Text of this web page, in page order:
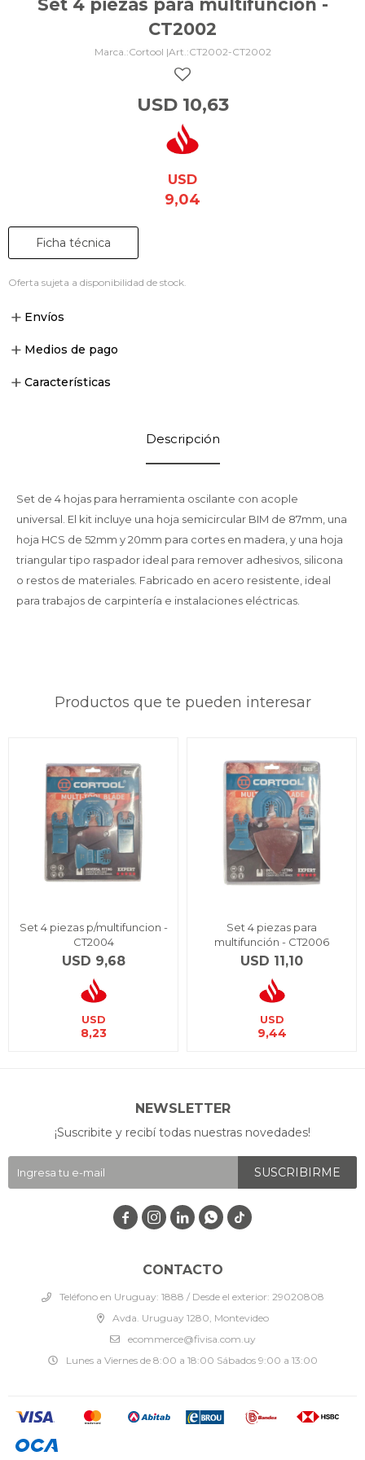
Set 4 piezas para multifunción -
CT2002
Cortool | CT2002-CT2002
USD 10,63
USD
9,04
Ficha técnica
Oferta sujeta a disponibilidad de stock.
Envíos
Medios de pago
Características
Descripción
Set de 4 hojas para herramienta oscilante con acople
universal. El kit incluye una hoja semicircular BIM de 87mm, una
hoja HCS de 52mm y 20mm para cortes en madera, y una hoja
triangular tipo raspador ideal para remover adhesivos, silicona
o restos de materiales. Fabricado en acero resistente, ideal
para trabajos de carpintería e instalaciones eléctricas.
Productos que te pueden interesar
Set 4 piezas p/multifuncion -
CT2004
USD 9,68
USD
8,23
Set 4 piezas para
multifunción - CT2006
USD 11,10
USD
9,44
CONTACTO
Teléfono en Uruguay: 1888 / Desde el exterior: 29020808
Avda. Uruguay 1280, Montevideo
ecommerce@fivisa.com.uy
Lunes a Viernes de 8:00 a 18:00 Sábados 9:00 a 13:00
NEWSLETTER
¡Suscribite y recibí todas nuestras novedades!
SUSCRIBIRME
   